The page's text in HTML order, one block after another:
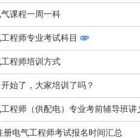
课程一周一科
程师专业考试科目
程师培训方式
始了，大家培训了吗？
程师（供配电）专业考前辅导班讲
册电气工程师考试报名时间汇总